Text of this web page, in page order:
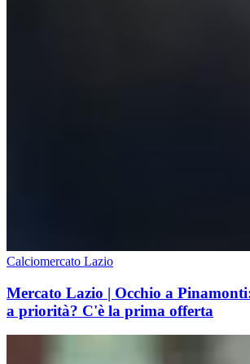
Calciomercato Lazio
Mercato Lazio | Occhio a
a priorità? C'è la prima offerta